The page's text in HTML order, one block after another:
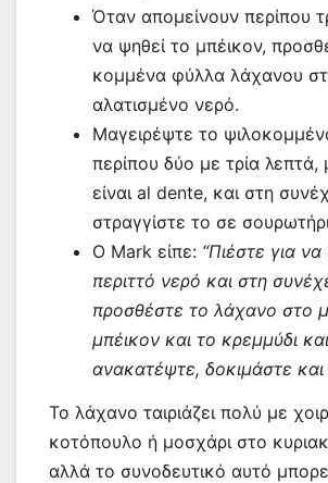
Όταν απομείνουν περίπου
να ψηθεί το μπέικον,
κομμένα φύλλα λάχανου
αλατισμένο νερό.
Μαγειρέψτε το
περίπου δύο με τρία λεπτά,
είναι al dente, και στη
στραγγίστε το σε
Ο Mark είπε: “Πιέστε για
περιττό νερό και στη
προσθέστε το λάχανο στο
μπέικον και το κρεμμύδι και
ανακατέψτε, δοκιμάστε και
Το λάχανο ταιριάζει πολύ με
κοτόπουλο ή μοσχάρι στο
αλλά το συνοδευτικό αυτό